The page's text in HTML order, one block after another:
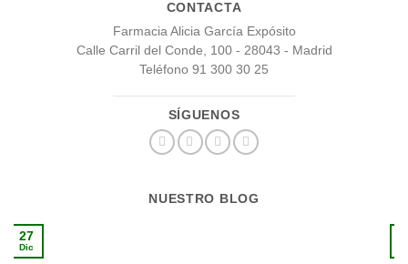
CONTACTA
Farmacia Alicia García Expósito
Calle Carril del Conde, 100 - 28043 - Madrid
Teléfono 91 300 30 25
SÍGUENOS
NUESTRO BLOG
27
Dic